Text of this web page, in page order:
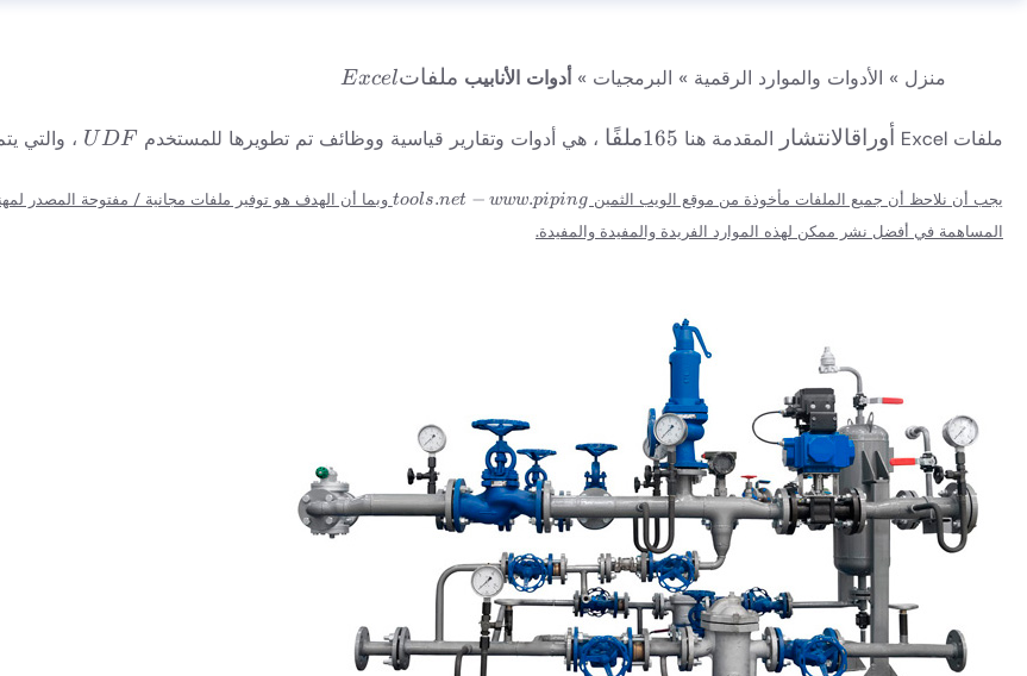
منزل » الأدوات والموارد الرقمية » البرمجيات » أدوات الأنابيب ملفات
ملفات Excel
ملفات Excel
أوراق
أوراقالانتشار المقدمة هنا 165
165ملفًا ، هي أدوات وتقارير قياسية ووظائف تم تطويرها للمستخدم UDF
UDF ، والتي
يجب أن نلاحظ أن جميع الملفات مأخوذة من موقع الويب الثمين www.piping-
tools.net
www.piping
−
tools.net
وبما أن الهدف هو توفير ملفات مجانية / مفتوحة المصدر
المساهمة في أفضل نشر ممكن لهذه الموارد الفريدة والمفيدة والمفيدة.